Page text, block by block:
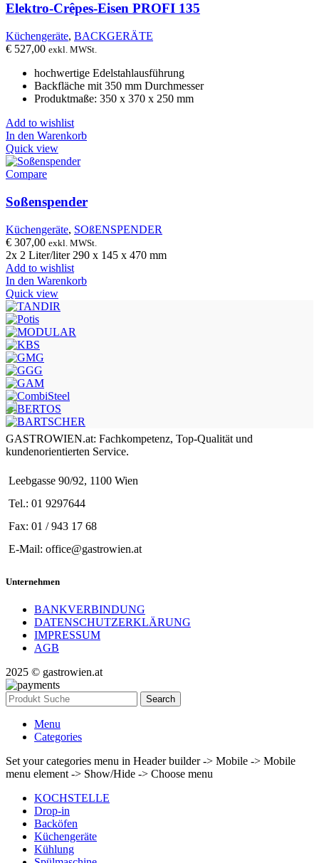
Elektro-Crêpes-Eisen PROFI 135
Küchengeräte, BACKGERÄTE
€ 527,00 exkl. MWSt.
hochwertige Edelstahlausführung
Backfläche mit 350 mm Durchmesser
Produktmaße: 350 x 370 x 250 mm
Add to wishlist
In den Warenkorb
Quick view
Compare
Soßenspender
Küchengeräte, SOßENSPENDER
€ 307,00 exkl. MWSt.
2x 2 Liter/liter 290 x 145 x 470 mm
Add to wishlist
In den Warenkorb
Quick view
GASTROWIEN.at: Fachkompetenz, Top-Qualität und
kundenorientierten Service.
Leebgasse 90/92, 1100 Wien
Tel.: 01 9297644
Fax: 01 / 943 17 68
E-Mail: office@gastrowien.at
Unternehmen
BANKVERBINDUNG
DATENSCHUTZERKLÄRUNG
IMPRESSUM
AGB
2025 © gastrowien.at
Search
Menu
Categories
Set your categories menu in Header builder -> Mobile -> Mobile
menu element -> Show/Hide -> Choose menu
KOCHSTELLE
Drop-in
Backöfen
Küchengeräte
Kühlung